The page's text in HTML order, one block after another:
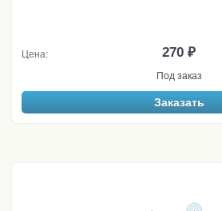
Цена: 270 ₽
Под заказ
Заказать